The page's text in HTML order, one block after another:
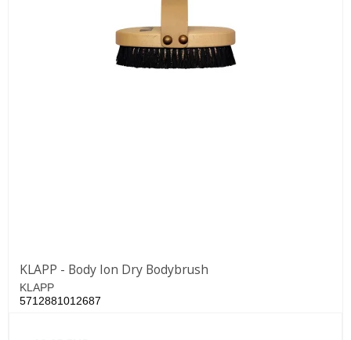
KLAPP - Body Ion Dry Bodybrush
KLAPP
5712881012687